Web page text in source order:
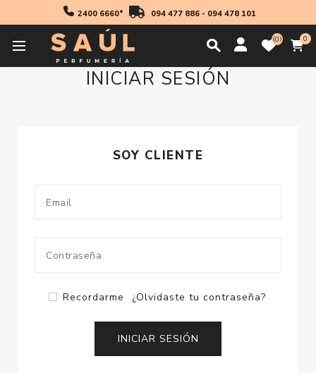
2400 6660* 094 477 886- 094 478 101
0 0
INICIAR SESIÓN
SOY CLIENTE
Recordarme ¿Olvidaste tu contraseña?